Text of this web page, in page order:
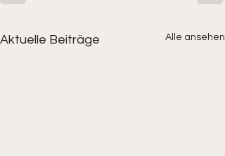
Aktuelle Beiträge Alle ansehen